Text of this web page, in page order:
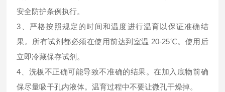
安全防护条例执行。
3、严格按照规定的时间和温度进行温育以保证准确结
果。所有试剂都必须在使用前达到室温 20-25℃。使用后
立即冷藏保存试剂。
4、洗板不正确可能导致不准确的结果。在加入底物前确
保尽量吸干孔内液体。温育过程中不要让微孔干燥掉。